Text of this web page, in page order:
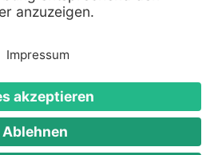
und Logos sind eingetragene
der jeweiligen Hersteller.
Toys for Fun GmbH - Alle
vorbehalten